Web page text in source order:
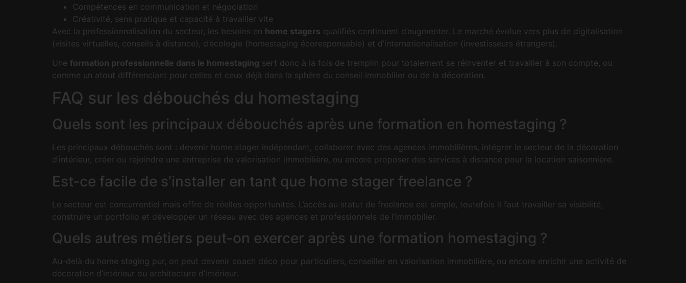
Compétences en communication et négociation
Créativité, sens pratique et capacité à travailler vite
Avec la professionnalisation du secteur, les besoins en home stagers qualifiés continuent d’augmenter. Le marché évolue vers plus de digitalisation
(visites virtuelles, conseils à distance), d’écologie (homestaging écoresponsable) et d’internationalisation (investisseurs étrangers).
Une formation professionnelle dans le homestaging sert donc à la fois de tremplin pour totalement se réinventer et travailler à son compte, ou
comme un atout différenciant pour celles et ceux déjà dans la sphère du conseil immobilier ou de la décoration.
FAQ sur les débouchés du homestaging
Quels sont les principaux débouchés après une formation en homestaging ?
Les principaux débouchés sont : devenir home stager indépendant, collaborer avec des agences immobilières, intégrer le secteur de la décoration
d’intérieur, créer ou rejoindre une entreprise de valorisation immobilière, ou encore proposer des services à distance pour la location saisonnière.
Est-ce facile de s’installer en tant que home stager freelance ?
Le secteur est concurrentiel mais offre de réelles opportunités. L’accès au statut de freelance est simple, toutefois il faut travailler sa visibilité,
construire un portfolio et développer un réseau avec des agences et professionnels de l’immobilier.
Quels autres métiers peut-on exercer après une formation homestaging ?
Au-delà du home staging pur, on peut devenir coach déco pour particuliers, conseiller en valorisation immobilière, ou encore enrichir une activité de
décoration d’intérieur ou architecture d’intérieur.